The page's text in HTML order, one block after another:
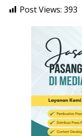
Post Views: 393